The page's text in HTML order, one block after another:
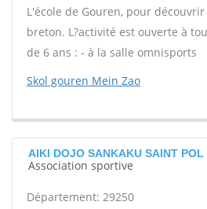
L'école de Gouren, pour
breton. L?activité est ouverte à
de 6 ans : - à la salle omnisports
Skol gouren Mein Zao
AIKI DOJO SANKAKU SAINT POL
Association sportive
Département: 29250